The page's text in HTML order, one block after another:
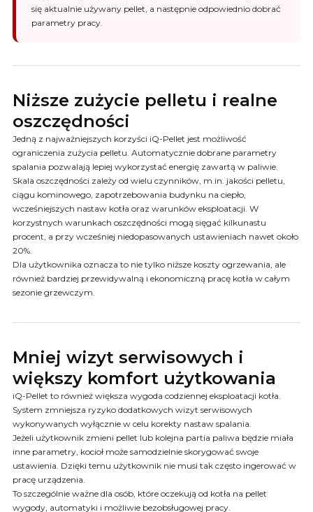
się aktualnie używany pellet, a następnie odpowiednio dobrać
parametry pracy.
Niższe zużycie pelletu i realne
oszczędności
Jedną z najważniejszych korzyści iQ-Pellet jest możliwość
ograniczenia zużycia pelletu. Automatycznie dobrane parametry
spalania pozwalają lepiej wykorzystać energię zawartą w paliwie.
Skala oszczędności zależy od wielu czynników, m.in. jakości pelletu,
ciągu kominowego, zapotrzebowania budynku na ciepło,
wcześniejszych nastaw kotła oraz warunków eksploatacji. W
korzystnych warunkach oszczędności mogą sięgać kilkunastu
procent, a przy wcześniej niedopasowanych ustawieniach nawet około
20%.
Dla użytkownika oznacza to nie tylko niższe koszty ogrzewania, ale
również bardziej przewidywalną i ekonomiczną pracę kotła w całym
sezonie grzewczym.
Mniej wizyt serwisowych i
większy komfort użytkowania
iQ-Pellet to również większa wygoda codziennej eksploatacji kotła.
System zmniejsza ryzyko dodatkowych wizyt serwisowych
wykonywanych wyłącznie w celu korekty nastaw spalania.
Jeżeli użytkownik zmieni pellet lub kolejna partia paliwa będzie miała
inne parametry, kocioł może samodzielnie skorygować swoje
ustawienia. Dzięki temu użytkownik nie musi tak często ingerować w
pracę urządzenia.
To szczególnie ważne dla osób, które oczekują od kotła na pellet
wygody, automatyki i możliwie bezobsługowej pracy.